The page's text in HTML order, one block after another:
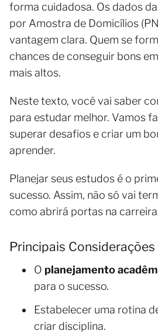
forma cuidadosa. Os dados
por Amostra de Domicílios
vantagem clara. Quem se
chances de conseguir bons
mais altos.
Neste texto, você vai saber
para estudar melhor. Vamos
superar desafios e criar um
aprender.
Planejar seus estudos é o
sucesso. Assim, não só vai
como abrirá portas na
Principais Considerações
O planejamento
para o sucesso.
Estabelecer uma rotina
criar disciplina.